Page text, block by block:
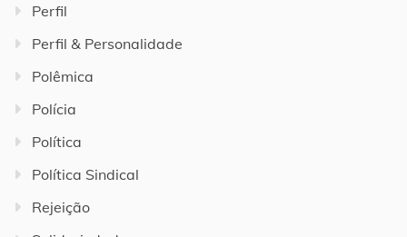
Perfil
Perfil & Personalidade
Polêmica
Polícia
Política
Política Sindical
Rejeição